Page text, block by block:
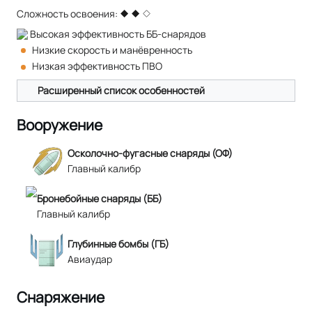
Сложность освоения:
Высокая эффективность ББ-снарядов
Низкие скорость и манёвренность
Низкая эффективность ПВО
Расширенный список особенностей
Вооружение
Осколочно-фугасные снаряды (ОФ)
Главный калибр
Бронебойные снаряды (ББ)
Главный калибр
Глубинные бомбы (ГБ)
Авиаудар
Снаряжение